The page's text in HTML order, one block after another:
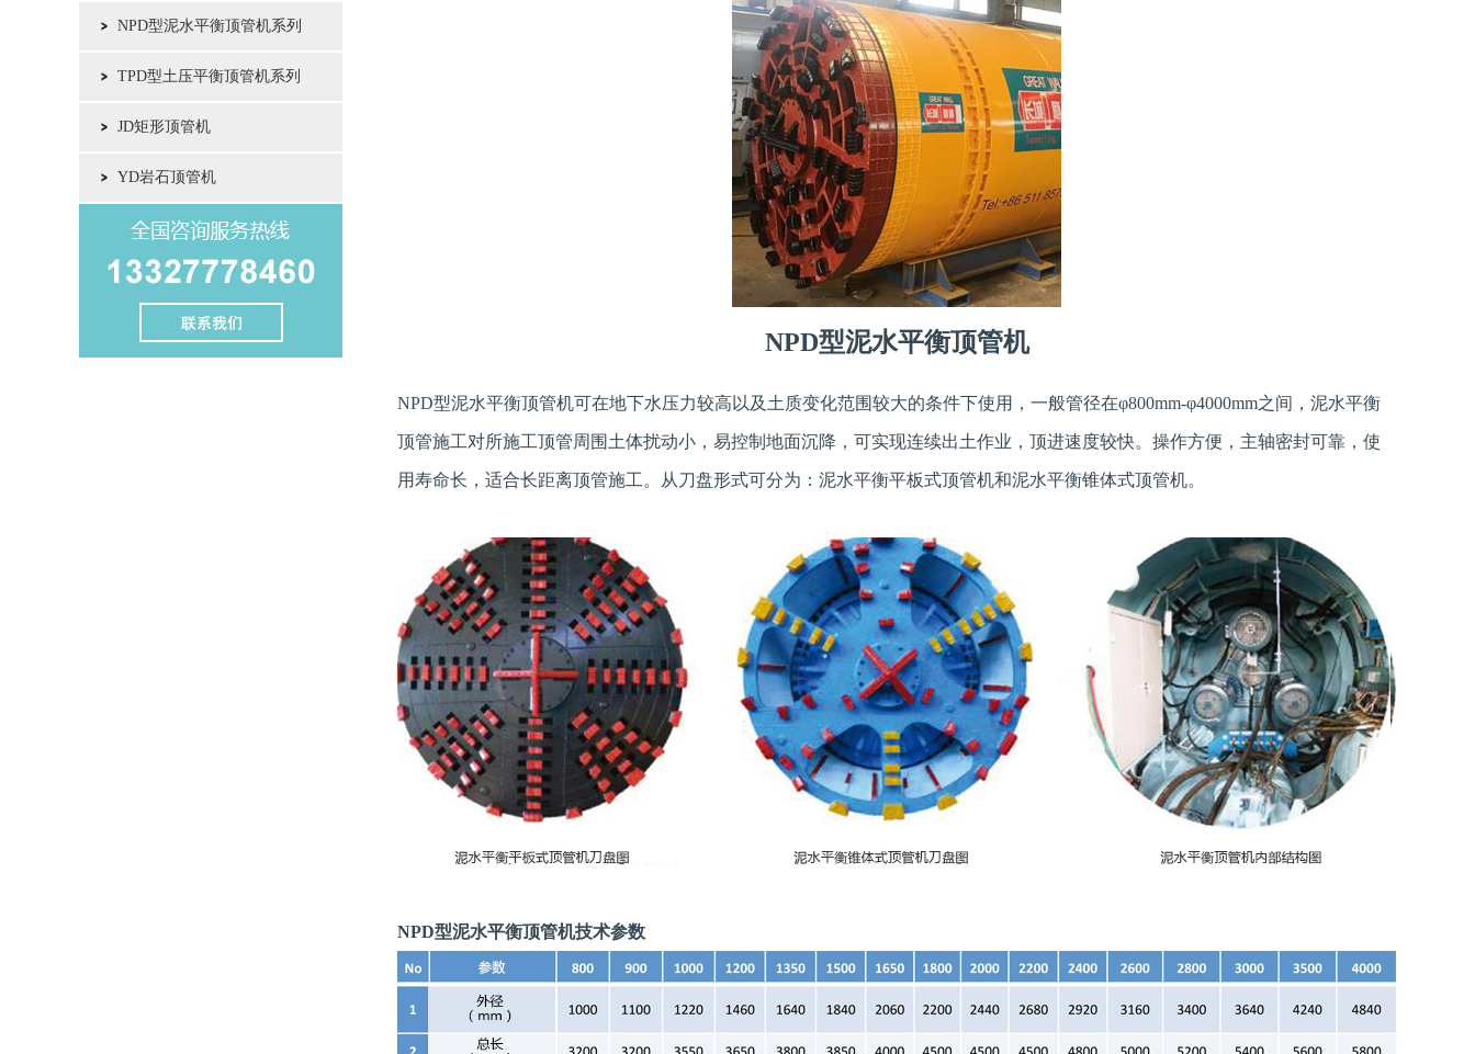
NPD型泥水平衡顶管机系列
TPD型土压平衡顶管机系列
JD矩形顶管机
YD岩石顶管机
NPD型泥水平衡顶管机
NPD型泥水平衡顶管机可在地下水压力较高以及土质变化范围较大的条件下使用，一般管径在φ800mm-φ4000mm之间，泥水平衡
顶管施工对所施工顶管周围土体扰动小，易控制地面沉降，可实现连续出土作业，顶进速度较快。操作方便，主轴密封可靠，使
用寿命长，适合长距离顶管施工。从刀盘形式可分为：泥水平衡平板式顶管机和泥水平衡锥体式顶管机。
NPD型泥水平衡顶管机技术参数